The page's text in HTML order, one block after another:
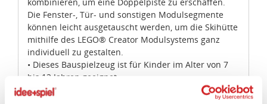
Diese Webseite verwendet Cookies.
Wir, die idee+spiel Betriebs-GmbH, verwenden auf
unserem Marktplatz „ideeundspiel.com“ Cookies, um
Ihnen z.B. Fachhändler in Ihrer Nähe vorzuschlagen,
Funktionen für Facebook, Instagramm und Co anbieten
können leicht ausgetauscht werden, um die Skihütte
mithilfe des LEGO® Creator Modulsystems ganz
individuell zu gestalten.
• Dieses Bauspielzeug ist für Kinder im Alter von 7
bis 12 Jahren geeignet.
• Dieses 3-in-1-Modell lässt dich noch weitere
Abenteuer erleben: Kann in eine Bobbahn mit Bob